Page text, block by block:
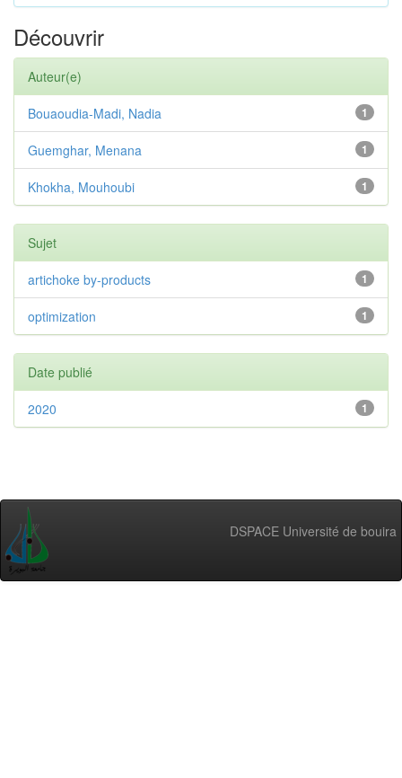
Découvrir
Auteur(e)
1
Bouaoudia-Madi, Nadia
1
Guemghar, Menana
1
Khokha, Mouhoubi
Sujet
1
artichoke by-products
1
optimization
Date publié
1
2020
DSPACE Université de bouira